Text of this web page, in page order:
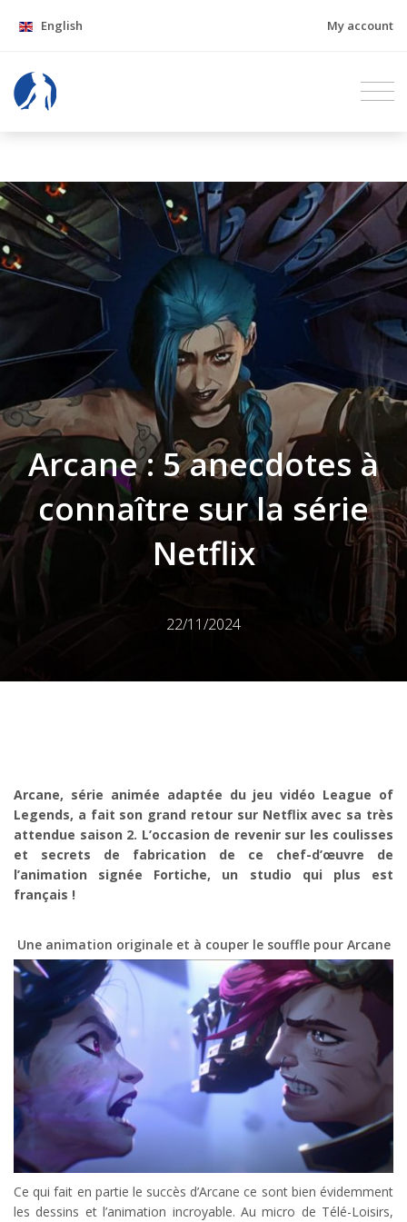
English My account
Arcane : 5 anecdotes à
connaître sur la série
Netflix
22/11/2024
Arcane, série animée adaptée du jeu vidéo League of
Legends, a fait son grand retour sur Netflix avec sa très
attendue saison 2. L’occasion de revenir sur les coulisses
et secrets de fabrication de ce chef-d’œuvre de
l’animation signée Fortiche, un studio qui plus est
français !
Une animation originale et à couper le souffle pour Arcane
Ce qui fait en partie le succès d’Arcane ce sont bien évidemment
les dessins et l’animation incroyable. Au micro de Télé-Loisirs,